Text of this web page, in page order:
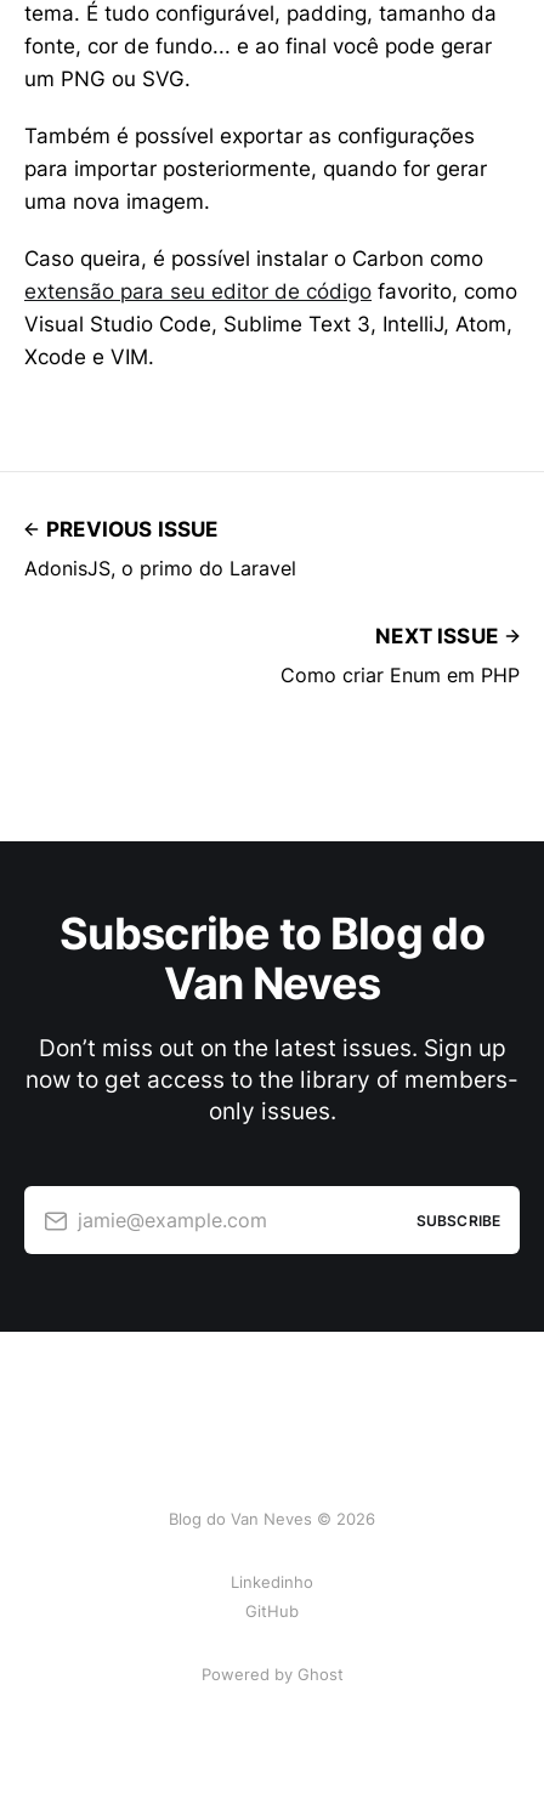
tema. É tudo configurável, padding, tamanho da
fonte, cor de fundo... e ao final você pode gerar
um PNG ou SVG.
Também é possível exportar as configurações
para importar posteriormente, quando for gerar
uma nova imagem.
Caso queira, é possível instalar o Carbon como
extensão para seu editor de código favorito, como
Visual Studio Code, Sublime Text 3, IntelliJ, Atom,
Xcode e VIM.
PREVIOUS ISSUE
AdonisJS, o primo do Laravel
NEXT ISSUE
Como criar Enum em PHP
Subscribe to Blog do
Van Neves
Don’t miss out on the latest issues. Sign up
now to get access to the library of members-
only issues.
jamie@example.com SUBSCRIBE
Blog do Van Neves © 2026
Linkedinho
GitHub
Powered by Ghost